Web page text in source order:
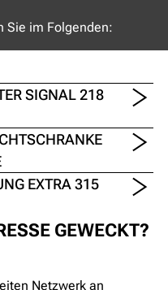
Sie im Folgenden:
SIGNAL 218
EXTRA 315
GEWECKT?
Netzwerk an